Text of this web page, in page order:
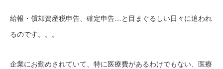
給報・償却資産税申告、確定申告…と目まぐるしい日々に追われ
るのです。。。
企業にお勤めされていて、特に医療費があるわけでもない、医療